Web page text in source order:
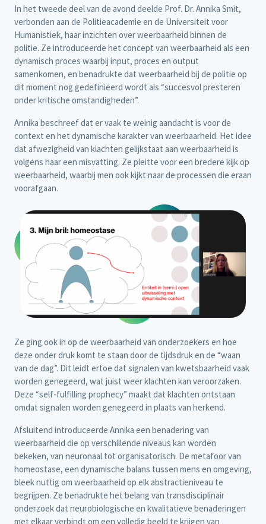
In het tweede deel van de avond deelde Prof. Dr. Annika Smit,
verbonden aan de Politieacademie en de Universiteit voor
Humanistiek, haar inzichten over weerbaarheid binnen de
politie. Ze introduceerde het concept van weerbaarheid als een
dynamisch proces waarbij input, proces en output
samenkomen, en benadrukte dat weerbaarheid bij de politie op
dit moment nog gedefiniëerd wordt als “succesvol presteren
onder kritische omstandigheden”.
Annika beschreef dat er vaak te weinig aandacht is voor de
context en het dynamische karakter van weerbaarheid. Het idee
dat afwezigheid van klachten gelijkstaat aan weerbaarheid is
volgens haar een misvatting. Ze pleitte voor een bredere kijk op
weerbaarheid, waarbij men ook kijkt naar de processen die eraan
voorafgaan.
Ze ging ook in op de weerbaarheid van onderzoekers en hoe
deze onder druk komt te staan door de tijdsdruk en de “waan
van de dag”. Dit leidt ertoe dat signalen van kwetsbaarheid vaak
worden genegeerd, wat juist weer klachten kan veroorzaken.
Deze “self-fulfilling prophecy” maakt dat klachten ontstaan
omdat signalen worden genegeerd in plaats van herkend.
Afsluitend introduceerde Annika een benadering van
weerbaarheid die op verschillende niveaus kan worden
bekeken, van neuronaal tot organisatorisch. De metafoor van
homeostase, een dynamische balans tussen mens en omgeving,
bleek nuttig om weerbaarheid op elk abstractieniveau te
begrijpen. Ze benadrukte het belang van transdisciplinair
onderzoek dat neurobiologische en kwalitatieve benaderingen
met elkaar verbindt om een volledig beeld te krijgen van